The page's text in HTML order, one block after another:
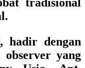
hadir dengan
observer yang